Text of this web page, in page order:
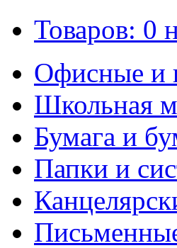
Товаров: 0
Офисные и
Школьная
Бумага и
Папки и